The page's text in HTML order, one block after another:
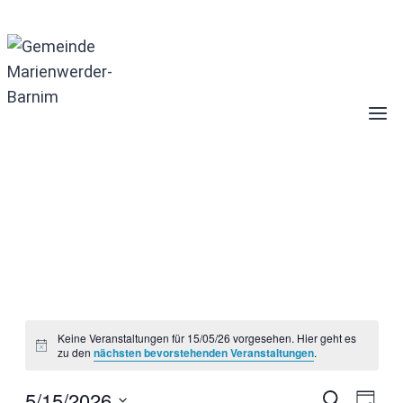
Inhalt
springen
Veranstaltungen
für
Hinweis
Keine Veranstaltungen für 15/05/26 vorgesehen. Hier geht es
zu den nächsten bevorstehenden Veranstaltungen.
Suche